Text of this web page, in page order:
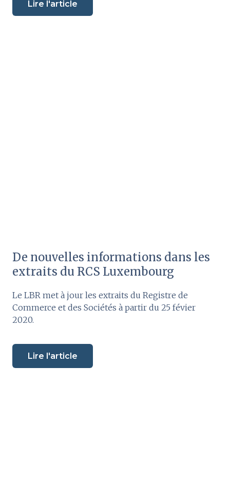
Lire l'article
De nouvelles informations dans les
extraits du RCS Luxembourg
Le LBR met à jour les extraits du Registre de
Commerce et des Sociétés à partir du 25 févier
2020.
Lire l'article